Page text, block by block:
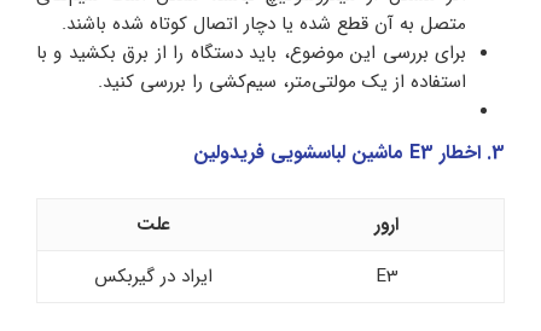
متصل به آن قطع شده یا دچار اتصال کوتاه شده باشند.
برای بررسی این موضوع، باید دستگاه را از برق بکشید و با
استفاده از یک مولتی‌متر، سیم‌کشی را بررسی کنید.
3. اخطار E3 ماشین لباسشویی فریدولین
ارور
علت
E3
ایراد در گیربکس